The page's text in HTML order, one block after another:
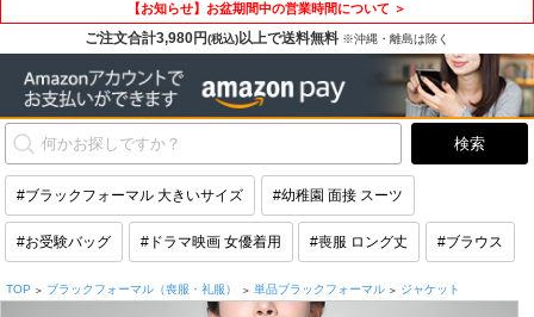
【お知らせ】お盆期間中の営業時間について ＞
ご注文合計3,980円(税込)以上で送料無料 ※沖縄・離島は除く
#ブラックフォーマル 大きいサイズ #幼稚園 面接 スーツ
#お受験バッグ #ドラマ映画 女優着用 #喪服 ロング丈 #ブラウス
TOP > ブラックフォーマル（喪服・礼服） > 単品ブラックフォーマル > ジャケット